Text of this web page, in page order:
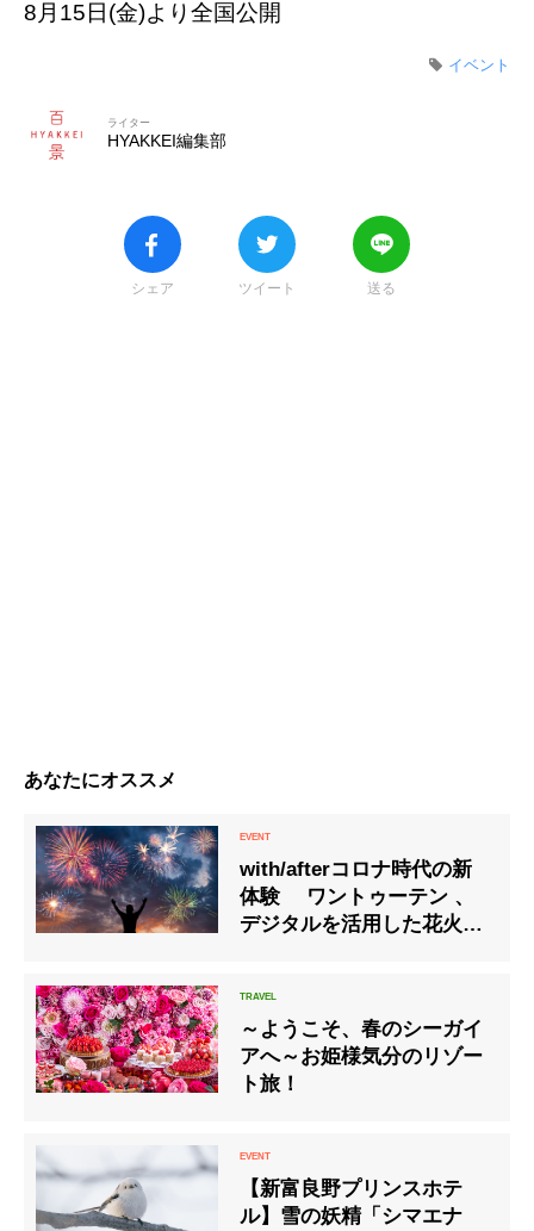
8月15日(金)より全国公開
イベント
ライター
HYAKKEI編集部
シェア ツイート 送る
あなたにオススメ
with/afterコロナ時代の新
体験 ワントゥーテン 、
デジタルを活用した花火大
～ようこそ、春のシーガイ
アへ～お姫様気分のリゾー
ト旅！
【新富良野プリンスホテ
ル】雪の妖精「シマエナ